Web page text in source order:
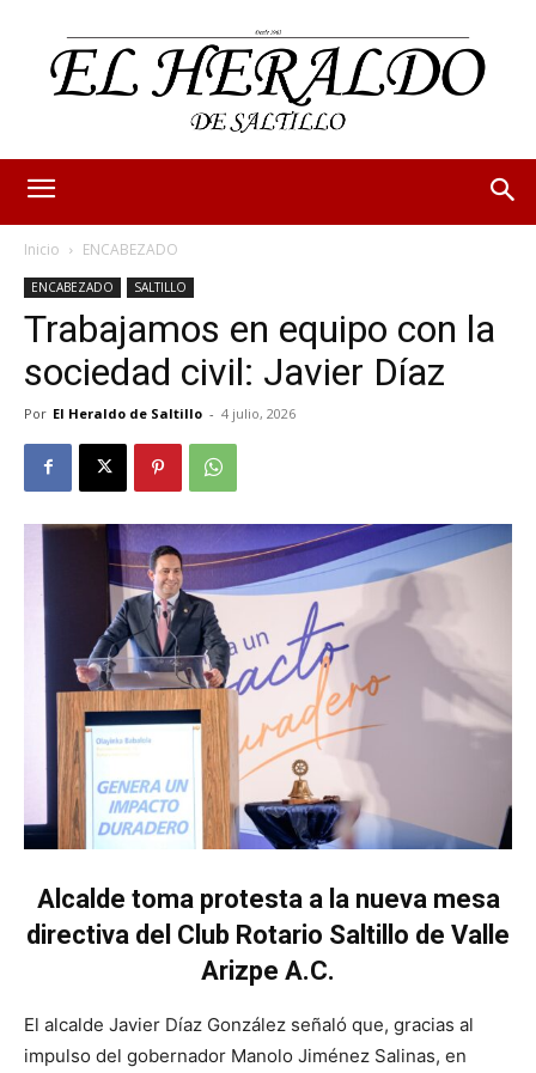
Inicio ENCABEZADO
ENCABEZADO SALTILLO
Trabajamos en equipo con la
sociedad civil: Javier Díaz
Por El Heraldo de Saltillo - 4 julio, 2026
Alcalde toma protesta a la nueva mesa
directiva del Club Rotario Saltillo de Valle
Arizpe A.C.
El alcalde Javier Díaz González señaló que, gracias al
impulso del gobernador Manolo Jiménez Salinas, en